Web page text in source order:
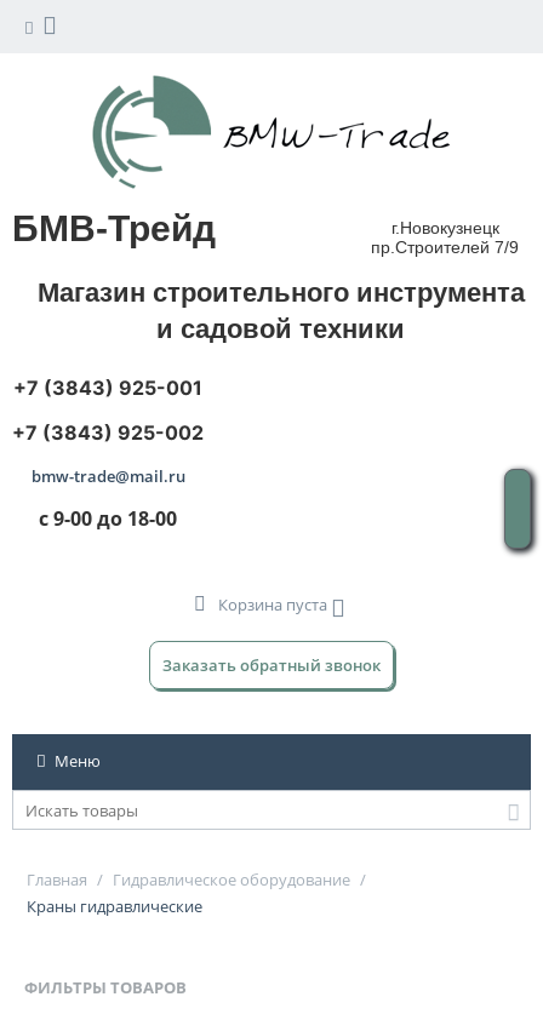
БМВ-Трейд
г.Новокузнецк
пр.Строителей 7/9
Магазин строительного инструмента
и садовой техники
+7 (3843) 925-001
+7 (3843) 925-002
bmw-trade@mail.ru
с 9-00 до 18-00
Корзина пуста
Заказать обратный звонок
Меню
Главная / Гидравлическое оборудование /
Краны гидравлические
ФИЛЬТРЫ ТОВАРОВ